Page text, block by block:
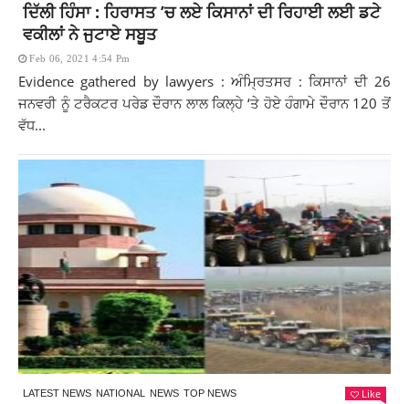
ਦਿੱਲੀ ਹਿੰਸਾ : ਹਿਰਾਸਤ ’ਚ ਲਏ ਕਿਸਾਨਾਂ ਦੀ ਰਿਹਾਈ ਲਈ ਡਟੇ
ਵਕੀਲਾਂ ਨੇ ਜੁਟਾਏ ਸਬੂਤ
Feb 06, 2021 4:54 Pm
Evidence gathered by lawyers : ਅੰਮ੍ਰਿਤਸਰ : ਕਿਸਾਨਾਂ ਦੀ 26
ਜਨਵਰੀ ਨੂੰ ਟਰੈਕਟਰ ਪਰੇਡ ਦੌਰਾਨ ਲਾਲ ਕਿਲ੍ਹੇ ‘ਤੇ ਹੋਏ ਹੰਗਾਮੇ ਦੌਰਾਨ 120 ਤੋਂ
ਵੱਧ...
LATEST NEWS NATIONAL NEWS TOP NEWS Like